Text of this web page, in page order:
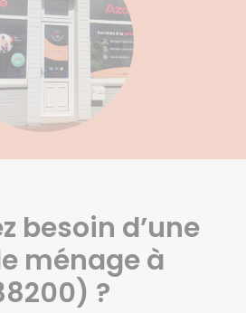
besoin d’une
ménage à
?